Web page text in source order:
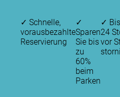
✓ Schnelle,
vorausbezahlte
Reservierung
✓
Sparen
Sie bis
zu
60%
beim
Parken
✓
24
vor